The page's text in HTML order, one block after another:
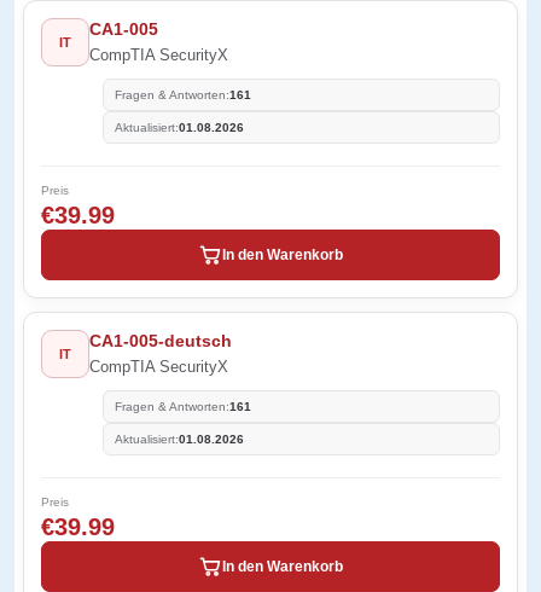
IT
CA1-005
CompTIA SecurityX
Fragen & Antworten:161
Aktualisiert:01.08.2026
Preis
€39.99
In den Warenkorb
IT
CA1-005-deutsch
CompTIA SecurityX
Fragen & Antworten:161
Aktualisiert:01.08.2026
Preis
€39.99
In den Warenkorb